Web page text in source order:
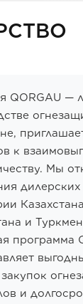
QORGAU —
к
Мы
и
программа
и